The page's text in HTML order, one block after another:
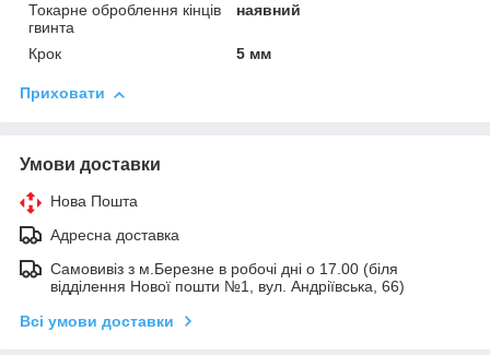
Токарне оброблення кінців
гвинта
наявний
Крок 5 мм
Приховати
Умови доставки
Нова Пошта
Адресна доставка
Самовивіз з м.Березне в робочі дні о 17.00 (біля
відділення Нової пошти №1, вул. Андріївська, 66)
Всі умови доставки